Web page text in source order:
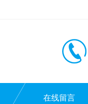
在线留言